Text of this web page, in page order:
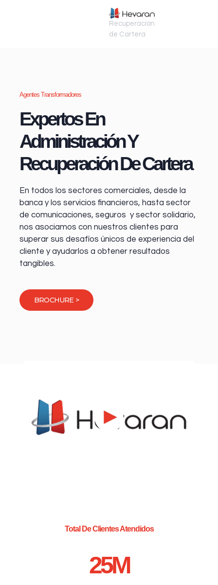
Recuperación
de Cartera
Agentes Transformadores
Expertos En
Administración Y
Recuperación De Cartera
En todos los sectores comerciales, desde la
banca y los servicios financieros, hasta sector
de comunicaciones, seguros y sector solidario,
nos asociamos con nuestros clientes para
superar sus desafíos únicos de experiencia del
cliente y ayudarlos a obtener resultados
tangibles.
BROCHURE >
Total De Clientes Atendidos
25M